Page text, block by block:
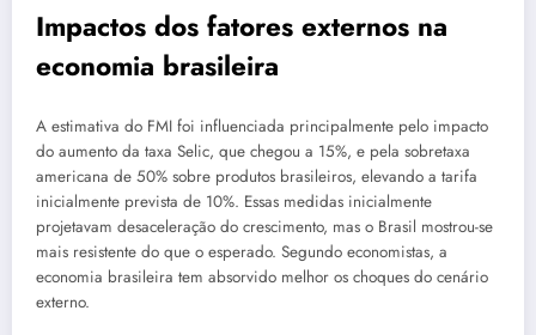
Impactos dos fatores externos na
economia brasileira
A estimativa do FMI foi influenciada principalmente pelo impacto
do aumento da taxa Selic, que chegou a 15%, e pela sobretaxa
americana de 50% sobre produtos brasileiros, elevando a tarifa
inicialmente prevista de 10%. Essas medidas inicialmente
projetavam desaceleração do crescimento, mas o Brasil mostrou-se
mais resistente do que o esperado. Segundo economistas, a
economia brasileira tem absorvido melhor os choques do cenário
externo.